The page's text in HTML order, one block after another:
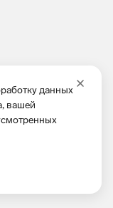
данных
вашей